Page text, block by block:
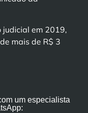
judicial em 2019,
mais de R$ 3
um especialista